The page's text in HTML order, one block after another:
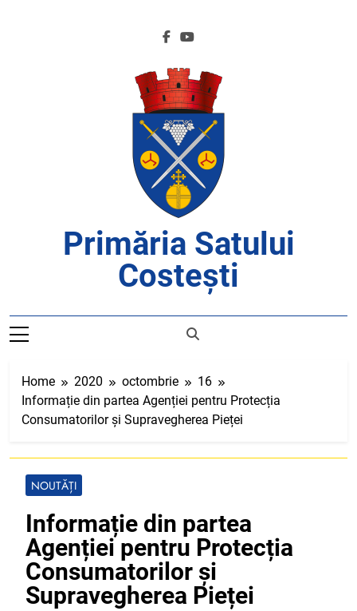
Primăria Satului
Costești
Home 2020 octombrie
16
Informație din partea Agenției pentru Protecția
Consumatorilor și Supravegherea Pieței
NOUTĂȚI
Informație din partea
Agenției pentru Protecția
Consumatorilor și
Supravegherea Pieței